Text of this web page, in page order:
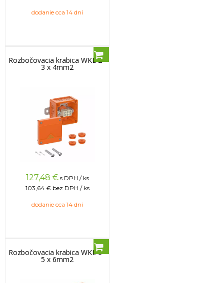
dodanie cca 14 dní
Rozbočovacia krabica WKE 2 -
3 x 4mm2
127,48 € s DPH / ks
103,64 € bez DPH / ks
dodanie cca 14 dní
Rozbočovacia krabica WKE 6 -
5 x 6mm2